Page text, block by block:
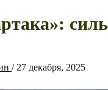
/ 27 декабря, 2025